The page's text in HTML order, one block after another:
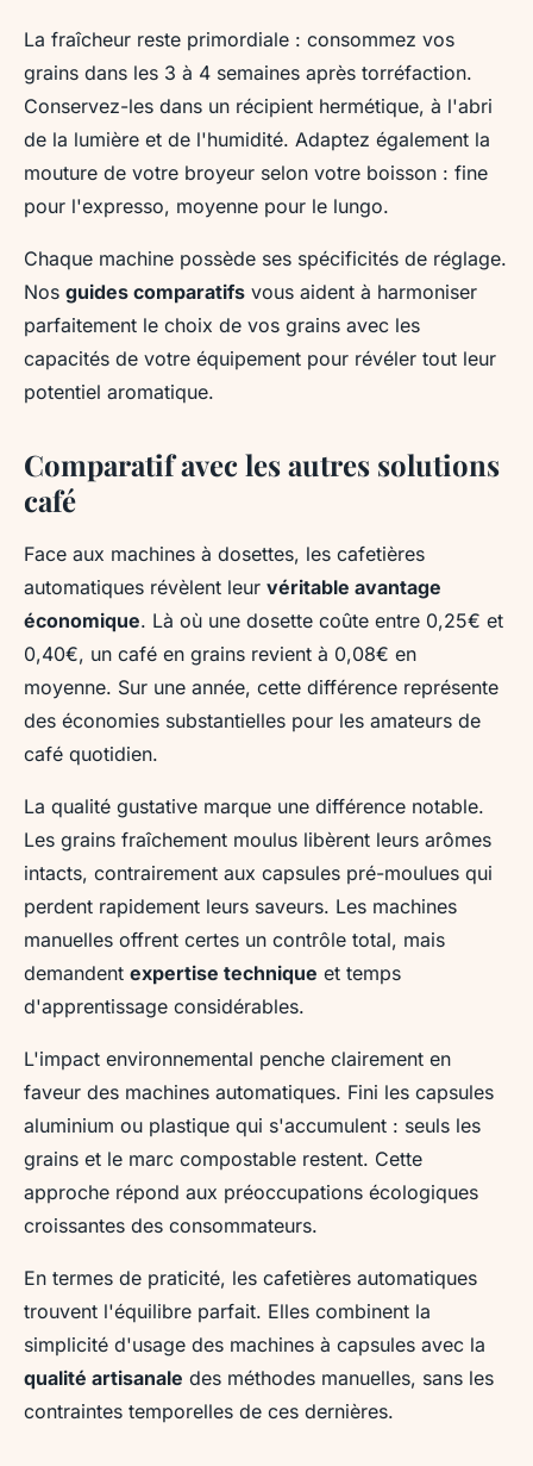
La fraîcheur reste primordiale : consommez vos
grains dans les 3 à 4 semaines après torréfaction.
Conservez-les dans un récipient hermétique, à l'abri
de la lumière et de l'humidité. Adaptez également la
mouture de votre broyeur selon votre boisson : fine
pour l'expresso, moyenne pour le lungo.
Chaque machine possède ses spécificités de réglage.
Nos guides comparatifs vous aident à harmoniser
parfaitement le choix de vos grains avec les
capacités de votre équipement pour révéler tout leur
potentiel aromatique.
Comparatif avec les autres solutions
café
Face aux machines à dosettes, les cafetières
automatiques révèlent leur véritable avantage
économique. Là où une dosette coûte entre 0,25€ et
0,40€, un café en grains revient à 0,08€ en
moyenne. Sur une année, cette différence représente
des économies substantielles pour les amateurs de
café quotidien.
La qualité gustative marque une différence notable.
Les grains fraîchement moulus libèrent leurs arômes
intacts, contrairement aux capsules pré-moulues qui
perdent rapidement leurs saveurs. Les machines
manuelles offrent certes un contrôle total, mais
demandent expertise technique et temps
d'apprentissage considérables.
L'impact environnemental penche clairement en
faveur des machines automatiques. Fini les capsules
aluminium ou plastique qui s'accumulent : seuls les
grains et le marc compostable restent. Cette
approche répond aux préoccupations écologiques
croissantes des consommateurs.
En termes de praticité, les cafetières automatiques
trouvent l'équilibre parfait. Elles combinent la
simplicité d'usage des machines à capsules avec la
qualité artisanale des méthodes manuelles, sans les
contraintes temporelles de ces dernières.